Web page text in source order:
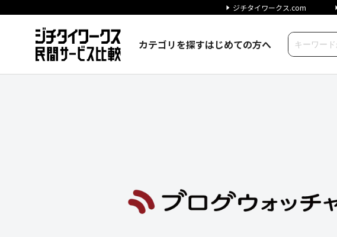
ジチタイワークス.com
カテゴリを探すはじめての方へ